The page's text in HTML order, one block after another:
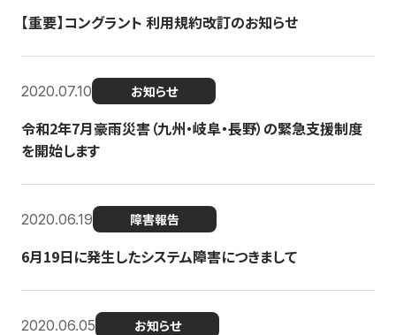
【重要】コングラント 利用規約改訂のお知らせ
2020.07.10 お知らせ
令和2年7月豪雨災害（九州・岐阜・長野）の緊急支援制度
を開始します
2020.06.19 障害報告
6月19日に発生したシステム障害につきまして
2020.06.05 お知らせ